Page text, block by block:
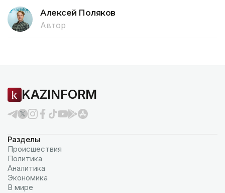
Алексей Поляков
Автор
KAZINFORM
Разделы
Происшествия
Политика
Аналитика
Экономика
В мире